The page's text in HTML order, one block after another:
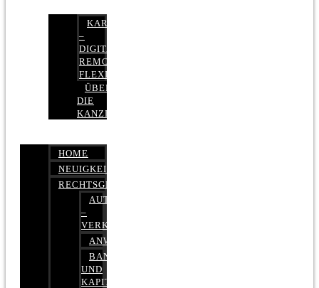
KARRIERE
–
DIGITAL,
REMOTE,
FLEXIBEL
ÜBER
DIE
KANZLEI
HOME
NEUIGKEITEN
RECHTSGEBIETE
AUTOBETRUG
–
VERKEHRSRECHT
ANWALTSHAFTUNGSRECHT
BANK-
UND
KAPITALMARKTRECHT